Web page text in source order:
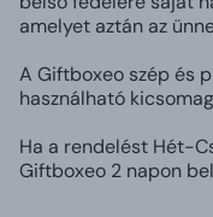
amelyet aztán az
A Giftboxeo szép és
használható
Ha a rendelést Hét-
Giftboxeo 2 napon